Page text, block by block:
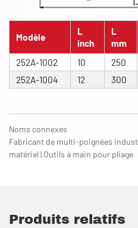
Modèle
L
inch
L
mm
252A-1002
10 250
252A-1004
12 300
Noms connexes
Fabricant de multi-poignées
matériel | Outils à main pour pliage
Produits relatifs